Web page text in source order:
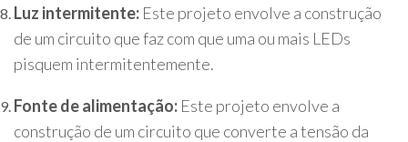
Luz intermitente: Este projeto envolve a construção
de um circuito que faz com que uma ou mais LEDs
pisquem intermitentemente.
Fonte de alimentação: Este projeto envolve a
construção de um circuito que converte a tensão da